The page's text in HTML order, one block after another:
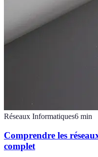
Réseaux Informatiques6 min
Comprendre les
complet